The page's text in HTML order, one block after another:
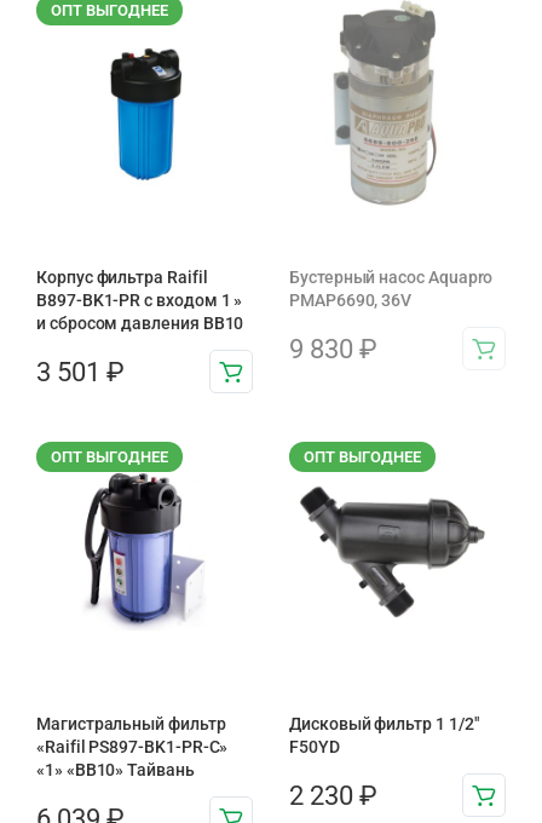
ОПТ ВЫГОДНЕЕ
Корпус фильтра Raifil
B897-BK1-PR с входом 1 »
и сбросом давления BB10
3 501 ₽
Бустерный насос Aquapro
PMAP6690, 36V
9 830 ₽
ОПТ ВЫГОДНЕЕ
Магистральный фильтр
«Raifil PS897-BK1-PR-С»
«1» «BB10» Тайвань
ОПТ ВЫГОДНЕЕ
Дисковый фильтр 1 1/2"
F50YD
2 230 ₽